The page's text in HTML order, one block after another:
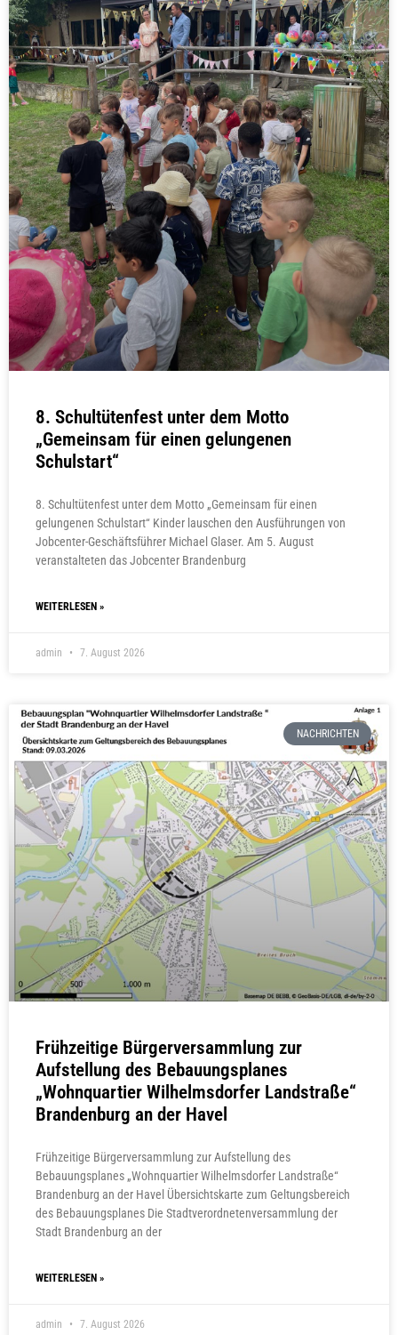
8. Schultütenfest unter dem Motto
„Gemeinsam für einen gelungenen
Schulstart“
8. Schultütenfest unter dem Motto „Gemeinsam für einen
gelungenen Schulstart“ Kinder lauschen den Ausführungen von
Jobcenter-Geschäftsführer Michael Glaser. Am 5. August
veranstalteten das Jobcenter Brandenburg
WEITERLESEN »
admin 7. August 2026
NACHRICHTEN
Frühzeitige Bürgerversammlung zur
Aufstellung des Bebauungsplanes
„Wohnquartier Wilhelmsdorfer Landstraße“
Brandenburg an der Havel
Frühzeitige Bürgerversammlung zur Aufstellung des
Bebauungsplanes „Wohnquartier Wilhelmsdorfer Landstraße“
Brandenburg an der Havel Übersichtskarte zum Geltungsbereich
des Bebauungsplanes Die Stadtverordnetenversammlung der
Stadt Brandenburg an der
WEITERLESEN »
admin 7. August 2026